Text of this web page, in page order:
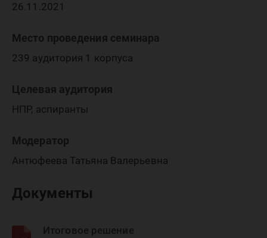
26.11.2021
Место проведения семинара
239 аудитория 1 корпуса
Целевая аудитория
НПР, аспиранты
Модератор
Антюфеева Татьяна Валерьевна
Документы
Итоговое решение